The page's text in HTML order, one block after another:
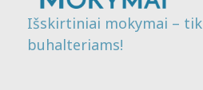
Išskirtiniai mokymai – tik
buhalteriams!